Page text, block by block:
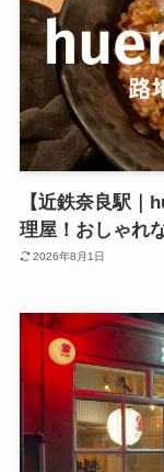
【近鉄奈良駅
理屋！おしゃれ
2026年8月1日